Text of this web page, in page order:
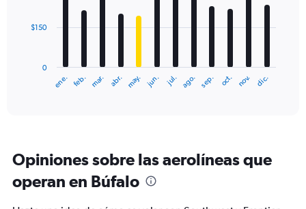
The
categories.
chart
ene. feb. mar. abr. may. jun. jul. ago. sep. oct. nov. dic.
0
$150
Opiniones sobre las aerolíneas que
operan en Búfalo